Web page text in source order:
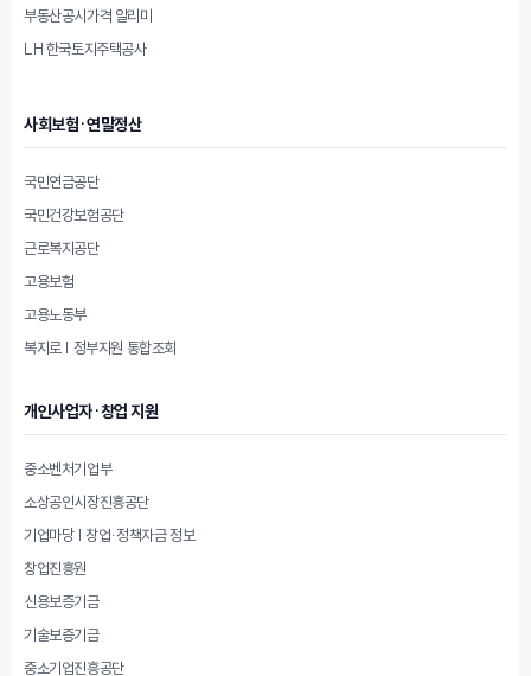
부동산공시가격 알리미
LH 한국토지주택공사
사회보험·연말정산
국민연금공단
국민건강보험공단
근로복지공단
고용보험
고용노동부
복지로 | 정부지원 통합조회
개인사업자·창업 지원
중소벤처기업부
소상공인시장진흥공단
기업마당 | 창업·정책자금 정보
창업진흥원
신용보증기금
기술보증기금
중소기업진흥공단